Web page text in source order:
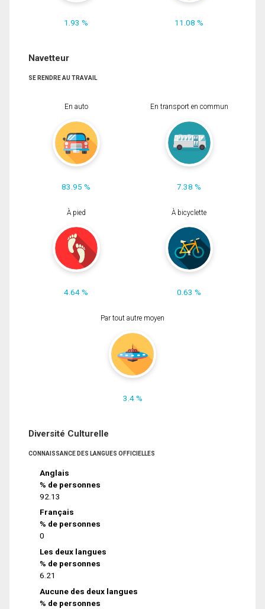
1.93 % 11.08 %
Navetteur
SE RENDRE AU TRAVAIL
En auto
83.95 %
En transport en commun
7.38 %
À pied
4.64 %
À bicyclette
0.63 %
Par tout autre moyen
3.4 %
Diversité Culturelle
CONNAISSANCE DES LANGUES OFFICIELLES
Anglais
% de personnes
92.13
Français
% de personnes
0
Les deux langues
% de personnes
6.21
Aucune des deux langues
% de personnes